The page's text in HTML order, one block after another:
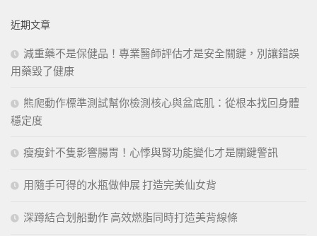
字:
近期文章
減重藥不是保健品！專業醫師評估才是安全關鍵，別讓錯誤
用藥毀了健康
熊爬動作標準測試幫你檢測核心與盆底肌：從根本找回身體
穩定度
瘦瘦針不隻影響腸胃！心悸與腎功能變化才是關鍵警訊
用隨手可得的水瓶做伸展 打造完美仙女背
深蹲結合划船動作 高效燃脂同時打造美背線條